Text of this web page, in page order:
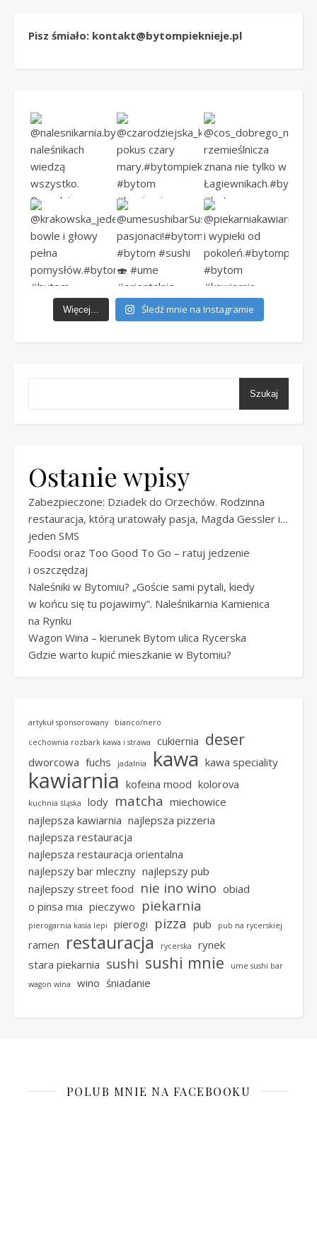
Pisz śmiało: kontakt@bytompieknieje.pl
Więcej... Śledź mnie na Instagramie
Szukaj
Ostanie wpisy
Zabezpieczone: Dziadek do Orzechów. Rodzinna
restauracja, którą uratowały pasja, Magda Gessler i…
jeden SMS
Foodsi oraz Too Good To Go – ratuj jedzenie
i oszczędzaj
Naleśniki w Bytomiu? „Goście sami pytali, kiedy
w końcu się tu pojawimy”. Naleśnikarnia Kamienica
na Rynku
Wagon Wina – kierunek Bytom ulica Rycerska
Gdzie warto kupić mieszkanie w Bytomiu?
artykuł sponsorowany
bianco/nero
cechownia rozbark kawa i strawa
cukiernia deser
dworcowa fuchs jadalnia kawa kawa speciality
kawiarnia kofeina mood kolorova
kuchnia śląska lody matcha miechowice
najlepsza kawiarnia najlepsza pizzeria
najlepsza restauracja
najlepsza restauracja orientalna
najlepszy bar mleczny najlepszy pub
najlepszy street food nie ino wino obiad
o pinsa mia pieczywo piekarnia
pierogarnia kasia lepi pierogi pizza pub pub na rycerskiej
ramen restauracja rycerska
rynek
stara piekarnia sushi sushi mnie
ume sushi bar
wagon wina
wino śniadanie
POLUB MNIE NA FACEBOOKU